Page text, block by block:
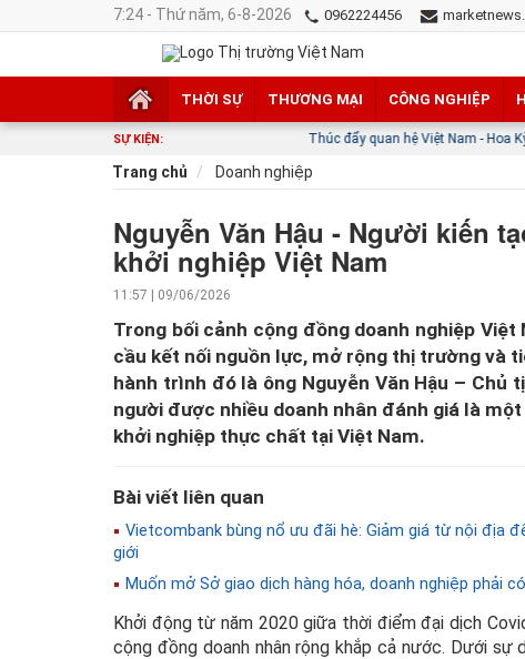
7:24 - Thứ năm, 6-8-2026 0962224456
THỜI SỰ THƯƠNG MẠI CÔNG NGHIỆP
SỰ KIỆN: Thúc đẩy quan hệ Việt Nam - Hoa Kỳ phát triển
Trang chủ Doanh nghiệp
Nguyễn Văn Hậu - Người kiến
khởi nghiệp Việt Nam
11:57 | 09/06/2026
Trong bối cảnh cộng đồng doanh nghiệp
cầu kết nối nguồn lực, mở rộng thị trường và
hành trình đó là ông Nguyễn Văn Hậu – Chủ
người được nhiều doanh nhân đánh giá là
khởi nghiệp thực chất tại Việt Nam.
Bài viết liên quan
Vietcombank bùng nổ ưu đãi hè: Giảm giá từ nội địa
giới
Muốn mở Sở giao dịch hàng hóa, doanh nghiệp phải
Khởi động từ năm 2020 giữa thời điểm đại dịch
cộng đồng doanh nhân rộng khắp cả nước. Dưới